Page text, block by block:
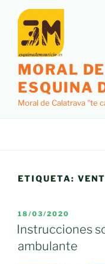
contenido
MORAL
ESQUINA
Moral de Calatrava "te
ETIQUETA:
PUBLICADO
EL
18/03/2020
Instrucciones
ambulante